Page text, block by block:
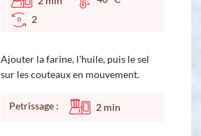
2
Ajouter la farine, l'huile, puis le sel
sur les couteaux en mouvement.
Petrissage : 2 min